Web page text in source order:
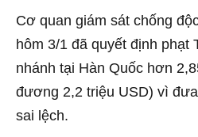
Cơ quan giám sát chống
hôm 3/1 đã quyết định phạt
nhánh tại Hàn Quốc hơn
đương 2,2 triệu USD) vì
sai lệch.